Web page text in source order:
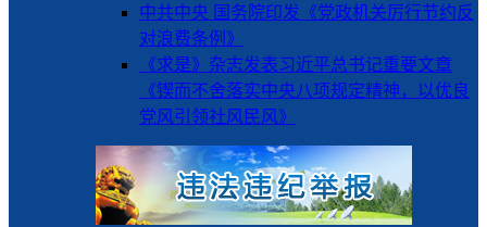
中共中央 国务院印发《党政机关厉行节约反
对浪费条例》
《求是》杂志发表习近平总书记重要文章
《锲而不舍落实中央八项规定精神，以优良
党风引领社风民风》